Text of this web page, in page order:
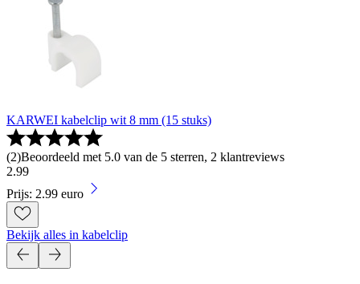
KARWEI kabelclip wit 8 mm (15 stuks)
(2)Beoordeeld met 5.0 van de 5 sterren, 2 klantreviews
2.99
Prijs: 2.99 euro
Bekijk alles in kabelclip